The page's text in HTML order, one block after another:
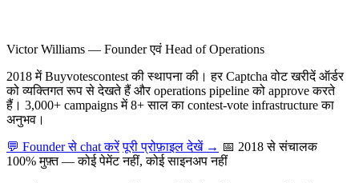
Victor Williams — Founder एवं Head of Operations
2018 में Buyvotescontest की स्थापना की। हर Captcha वोट खरीदें ऑर्डर
को व्यक्तिगत रूप से देखते हैं और operations pipeline को approve करते
हैं। 3,000+ campaigns में 8+ साल का contest-vote infrastructure का
अनुभव।
💬 Founder से chat करें पूरी प्रोफ़ाइल देखें → 📅 2018 से संचालक
100% मुफ़्त — कोई पेमेंट नहीं, कोई साइनअप नहीं